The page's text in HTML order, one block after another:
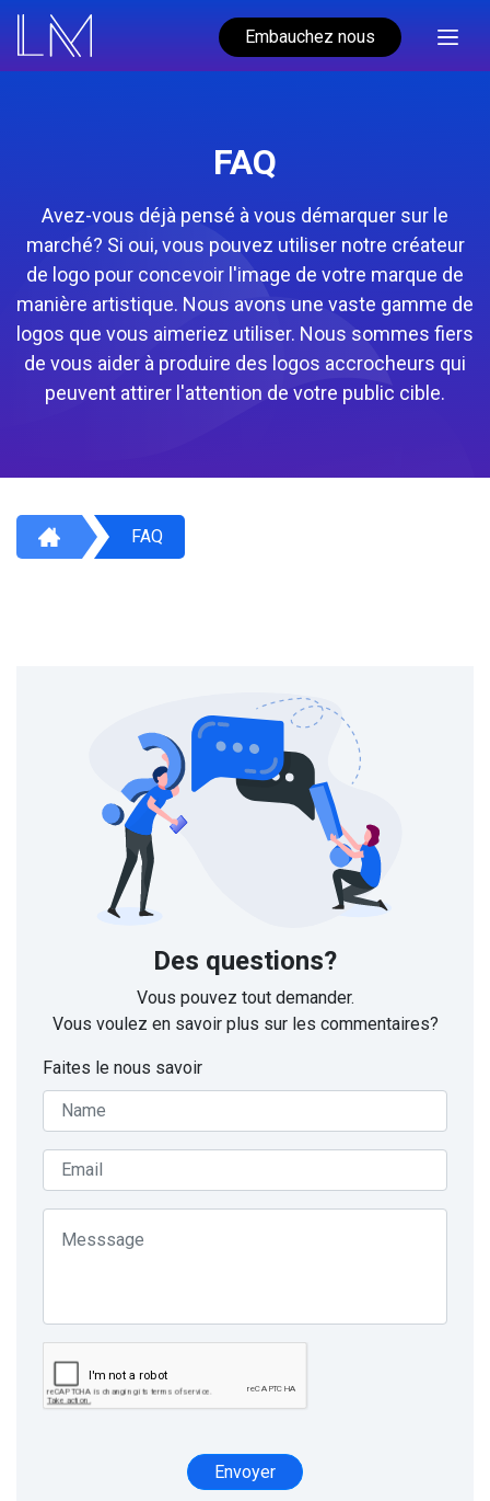
Embauchez nous
FAQ
Avez-vous déjà pensé à vous démarquer sur le
marché? Si oui, vous pouvez utiliser notre créateur
de logo pour concevoir l'image de votre marque de
manière artistique. Nous avons une vaste gamme de
logos que vous aimeriez utiliser. Nous sommes fiers
de vous aider à produire des logos accrocheurs qui
peuvent attirer l'attention de votre public cible.
FAQ
Des questions?
Vous pouvez tout demander.
Vous voulez en savoir plus sur les commentaires?
Faites le nous savoir
Envoyer